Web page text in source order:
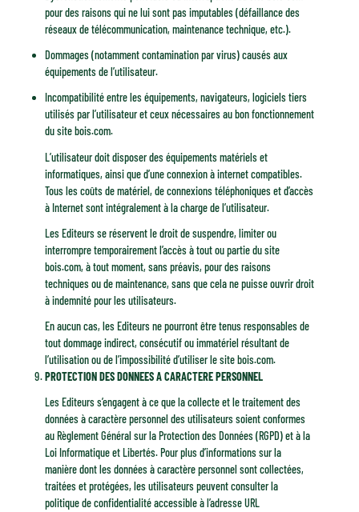
pour des raisons qui ne lui sont pas imputables (défaillance des
réseaux de télécommunication, maintenance technique, etc.).
Dommages (notamment contamination par virus) causés aux
équipements de l’utilisateur.
Incompatibilité entre les équipements, navigateurs, logiciels tiers
utilisés par l’utilisateur et ceux nécessaires au bon fonctionnement
du site bois.com.
L’utilisateur doit disposer des équipements matériels et
informatiques, ainsi que d’une connexion à internet compatibles.
Tous les coûts de matériel, de connexions téléphoniques et d’accès
à Internet sont intégralement à la charge de l’utilisateur.
Les Editeurs se réservent le droit de suspendre, limiter ou
interrompre temporairement l’accès à tout ou partie du site
bois.com, à tout moment, sans préavis, pour des raisons
techniques ou de maintenance, sans que cela ne puisse ouvrir droit
à indemnité pour les utilisateurs.
En aucun cas, les Editeurs ne pourront être tenus responsables de
tout dommage indirect, consécutif ou immatériel résultant de
l’utilisation ou de l’impossibilité d’utiliser le site bois.com.
PROTECTION DES DONNEES A CARACTERE PERSONNEL
Les Editeurs s’engagent à ce que la collecte et le traitement des
données à caractère personnel des utilisateurs soient conformes
au Règlement Général sur la Protection des Données (RGPD) et à la
Loi Informatique et Libertés. Pour plus d’informations sur la
manière dont les données à caractère personnel sont collectées,
traitées et protégées, les utilisateurs peuvent consulter la
politique de confidentialité accessible à l’adresse URL